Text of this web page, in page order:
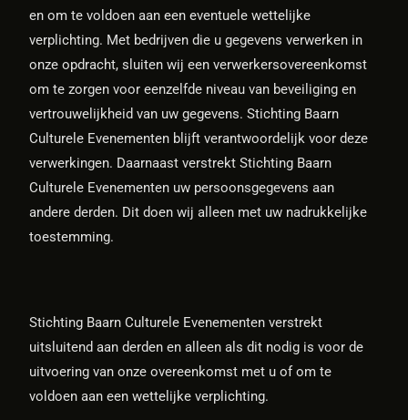
en om te voldoen aan een eventuele wettelijke
verplichting. Met bedrijven die u gegevens verwerken in
onze opdracht, sluiten wij een verwerkersovereenkomst
om te zorgen voor eenzelfde niveau van beveiliging en
vertrouwelijkheid van uw gegevens. Stichting Baarn
Culturele Evenementen blijft verantwoordelijk voor deze
verwerkingen. Daarnaast verstrekt Stichting Baarn
Culturele Evenementen uw persoonsgegevens aan
andere derden. Dit doen wij alleen met uw nadrukkelijke
toestemming.
Stichting Baarn Culturele Evenementen verstrekt
uitsluitend aan derden en alleen als dit nodig is voor de
uitvoering van onze overeenkomst met u of om te
voldoen aan een wettelijke verplichting.